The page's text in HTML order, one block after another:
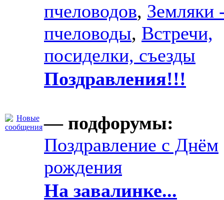
пчеловодов, Земляки
пчеловоды, Встречи,
посиделки, съезды
Поздравления!!!
— подфорумы:
Поздравление с Днём
рождения
На завалинке...